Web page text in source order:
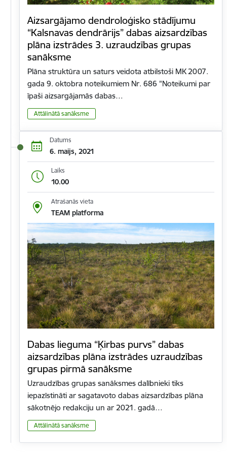
Aizsargājamo dendroloģisko stādījumu
“Kalsnavas dendrārijs” dabas aizsardzības
plāna izstrādes 3. uzraudzības grupas
sanāksme
Plāna struktūra un saturs veidota atbilstoši MK 2007.
gada 9. oktobra noteikumiem Nr. 686 "Noteikumi par
īpaši aizsargājamās dabas…
Attālinātā sanāksme
Datums
6. maijs, 2021
Laiks
10.00
Atrašanās vieta
TEAM platforma
Dabas lieguma “Ķirbas purvs” dabas
aizsardzības plāna izstrādes uzraudzības
grupas pirmā sanāksme
Uzraudzības grupas sanāksmes dalībnieki tiks
iepazīstināti ar sagatavoto dabas aizsardzības plāna
sākotnējo redakciju un ar 2021. gadā…
Attālinātā sanāksme